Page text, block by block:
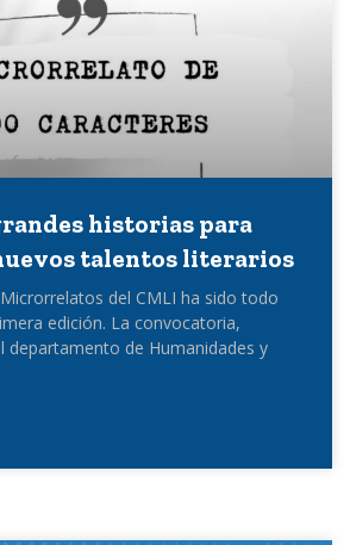
historias para
talentos literarios
del CMLI ha sido todo
edición. La convocatoria,
departamento de Humanidades y